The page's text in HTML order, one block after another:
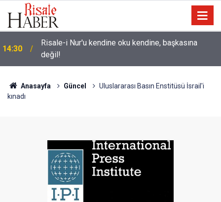
14:00
Üniversite adaylarına 'Sosyal medyanın
yönlendirdiği tercihler kariyeri riske atabilir' uyarısı
Anasayfa Güncel
Uluslararası Basın Enstitüsü İsrail'i
kınadı